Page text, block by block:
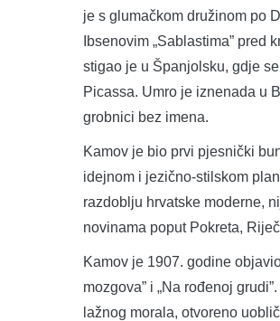
je s glumačkom družinom po
Ibsenovim „Sablastima”
stigao je u Španjolsku, gdje
Picassa. Umro je iznenada u
grobnici bez imena.
Kamov je bio prvi pjesnički
idejnom i jezično-stilskom
razdoblju hrvatske moderne,
novinama poput Pokreta,
Kamov je 1907. godine
mozgova” i „Na rođenoj
lažnog morala, otvoreno